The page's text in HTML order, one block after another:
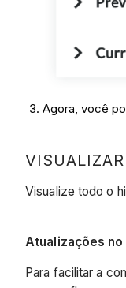
Agora, você
Visualize todo o
Atualizações
Para facilitar a